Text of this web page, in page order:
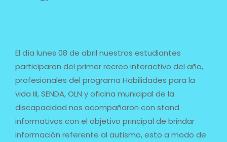
El día lunes 08 de abril nuestros estudiantes
participaron del primer recreo interactivo del año,
profesionales del programa Habilidades para la
vida III, SENDA, OLN y oficina municipal de la
discapacidad nos acompañaron con stand
informativos con el objetivo principal de brindar
información referente al autismo, esto a modo de